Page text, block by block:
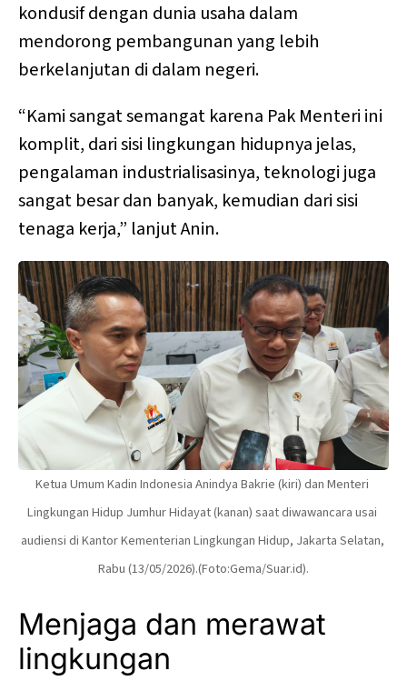
kondusif dengan dunia usaha dalam
mendorong pembangunan yang lebih
berkelanjutan di dalam negeri.
“Kami sangat semangat karena Pak Menteri ini
komplit, dari sisi lingkungan hidupnya jelas,
pengalaman industrialisasinya, teknologi juga
sangat besar dan banyak, kemudian dari sisi
tenaga kerja,” lanjut Anin.
Ketua Umum Kadin Indonesia Anindya Bakrie (kiri) dan Menteri
Lingkungan Hidup Jumhur Hidayat (kanan) saat diwawancara usai
audiensi di Kantor Kementerian Lingkungan Hidup, Jakarta Selatan,
Rabu (13/05/2026).(Foto:Gema/Suar.id).
Menjaga dan merawat
lingkungan